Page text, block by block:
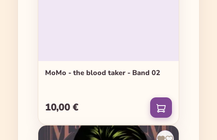
MoMo - the blood taker - Band 02
Regulärer Preis:
10,00 €